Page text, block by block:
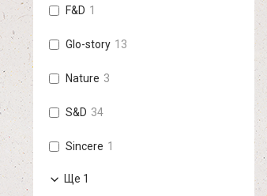
F&D 1
Glo-story 13
Nature 3
S&D 34
Sincere 1
Ще 1